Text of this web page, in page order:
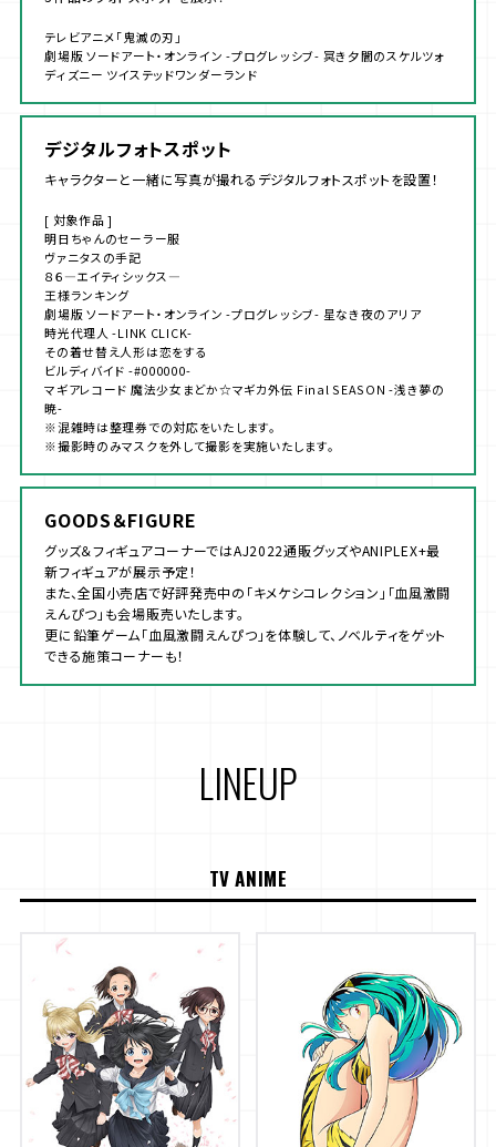
テレビアニメ「鬼滅の刃」
劇場版 ソードアート・オンライン -プログレッシブ- 冥き夕闇のスケルツォ
ディズニー ツイステッドワンダーランド
デジタルフォトスポット
キャラクターと一緒に写真が撮れるデジタルフォトスポットを設置！
[ 対象作品 ]
明日ちゃんのセーラー服
ヴァニタスの手記
８６―エイティシックス―
王様ランキング
劇場版 ソードアート・オンライン -プログレッシブ- 星なき夜のアリア
時光代理人 -LINK CLICK-
その着せ替え人形は恋をする
ビルディバイド -#000000-
マギアレコード 魔法少女まどか☆マギカ外伝 Final SEASON -浅き夢の
暁-
※混雑時は整理券での対応をいたします。
※撮影時のみマスクを外して撮影を実施いたします。
GOODS＆FIGURE
グッズ＆フィギュアコーナーではAJ2022通販グッズやANIPLEX+最
新フィギュアが展示予定！
また、全国小売店で好評発売中の「キメケシコレクション」「血風激闘
えんぴつ」も会場販売いたします。
更に鉛筆ゲーム「血風激闘えんぴつ」を体験して、ノベルティをゲット
できる施策コーナーも！
LINEUP
TV ANIME